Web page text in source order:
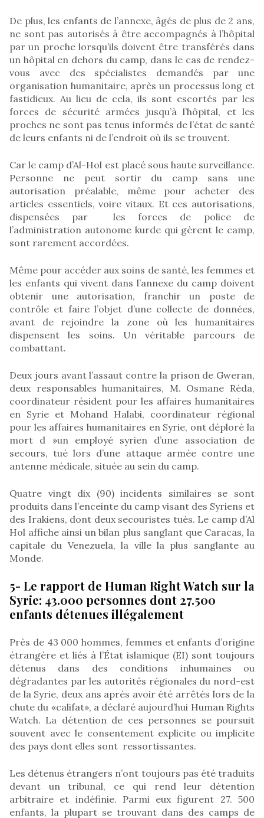
De plus, les enfants de l’annexe, âgés de plus de 2 ans,
ne sont pas autorisés à être accompagnés à l’hôpital
par un proche lorsqu’ils doivent être transférés dans
un hôpital en dehors du camp, dans le cas de rendez-
vous avec des spécialistes demandés par une
organisation humanitaire, après un processus long et
fastidieux. Au lieu de cela, ils sont escortés par les
forces de sécurité armées jusqu’à l’hôpital, et les
proches ne sont pas tenus informés de l’état de santé
de leurs enfants ni de l’endroit où ils se trouvent.
Car le camp d’Al-Hol est placé sous haute surveillance.
Personne ne peut sortir du camp sans une
autorisation préalable, même pour acheter des
articles essentiels, voire vitaux. Et ces autorisations,
dispensées par les forces de police de
l’administration autonome kurde qui gèrent le camp,
sont rarement accordées.
Même pour accéder aux soins de santé, les femmes et
les enfants qui vivent dans l’annexe du camp doivent
obtenir une autorisation, franchir un poste de
contrôle et faire l’objet d’une collecte de données,
avant de rejoindre la zone où les humanitaires
dispensent les soins. Un véritable parcours de
combattant.
Deux jours avant l’assaut contre la prison de Gweran,
deux responsables humanitaires, M. Osmane Réda,
coordinateur résident pour les affaires humanitaires
en Syrie et Mohand Halabi, coordinateur régional
pour les affaires humanitaires en Syrie, ont déploré la
mort d »un employé syrien d’une association de
secours, tué lors d’une attaque armée contre une
antenne médicale, située au sein du camp.
Quatre vingt dix (90) incidents similaires se sont
produits dans l’enceinte du camp visant des Syriens et
des Irakiens, dont deux secouristes tués. Le camp d’Al
Hol affiche ainsi un bilan plus sanglant que Caracas, la
capitale du Venezuela, la ville la plus sanglante au
Monde.
5- Le rapport de Human Right Watch sur la
Syrie: 43.000 personnes dont 27.500
enfants détenues illégalement
Près de 43 000 hommes, femmes et enfants d’origine
étrangère et liés à l’État islamique (EI) sont toujours
détenus dans des conditions inhumaines ou
dégradantes par les autorités régionales du nord-est
de la Syrie, deux ans après avoir été arrêtés lors de la
chute du «califat», a déclaré aujourd’hui Human Rights
Watch. La détention de ces personnes se poursuit
souvent avec le consentement explicite ou implicite
des pays dont elles sont ressortissantes.
Les détenus étrangers n’ont toujours pas été traduits
devant un tribunal, ce qui rend leur détention
arbitraire et indéfinie. Parmi eux figurent 27. 500
enfants, la plupart se trouvant dans des camps de